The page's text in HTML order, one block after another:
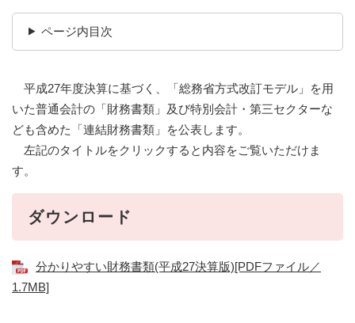
ページ内目次
平成27年度決算に基づく、「総務省方式改訂モデル」を用
いた普通会計の「財務書類」及び特別会計・第三セクターな
ども含めた「連結財務書類」を公表します。
左記のタイトルをクリックすると内容をご覧いただけま
す。
ダウンロード
分かりやすい財務書類(平成27決算版)[PDFファイル／
1.7MB]